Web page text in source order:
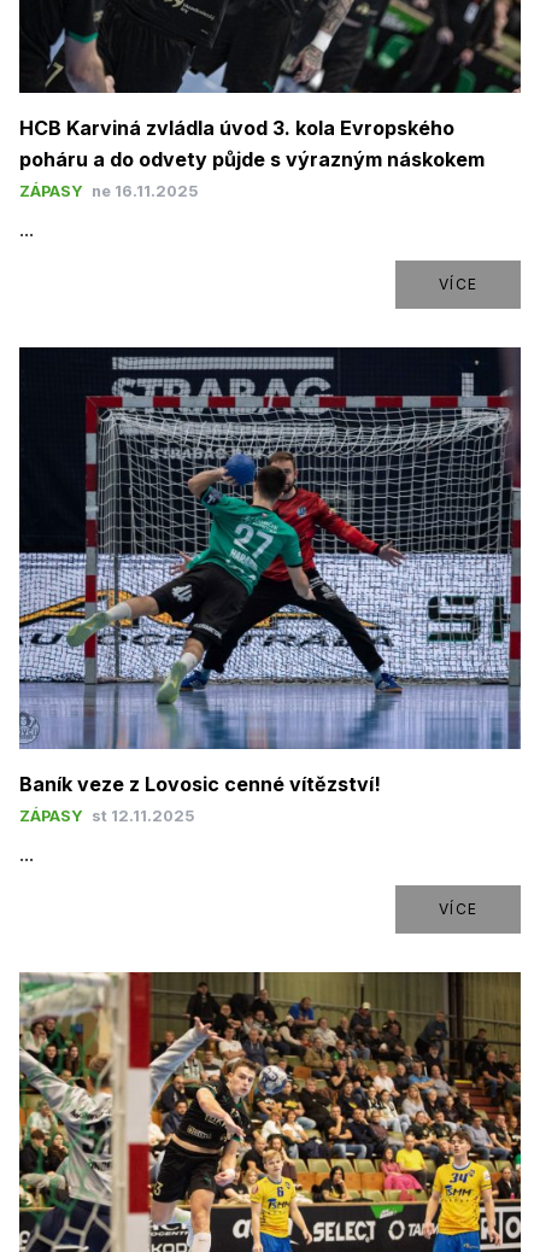
HCB Karviná zvládla úvod 3. kola Evropského
poháru a do odvety půjde s výrazným náskokem
ZÁPASY ne 16.11.2025
...
VÍCE
Baník veze z Lovosic cenné vítězství!
ZÁPASY st 12.11.2025
...
VÍCE